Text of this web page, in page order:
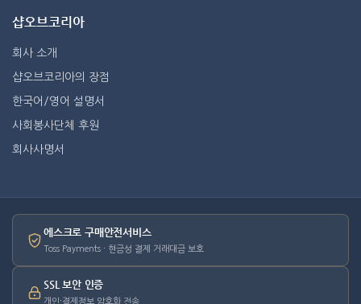
샵오브코리아
회사 소개
샵오브코리아의 장점
한국어/영어 설명서
사회봉사단체 후원
회사사명서
에스크로 구매안전서비스
Toss Payments · 현금성 결제 거래대금 보호
SSL 보안 인증
개인·결제정보 암호화 전송